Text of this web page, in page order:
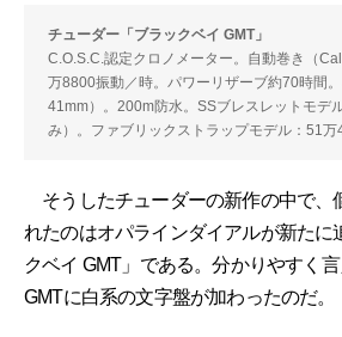
チューダー「ブラックベイ GMT」
C.O.S.C.認定クロノメーター。自動巻き（
万8800振動／時。パワーリザーブ約70時間
41mm）。200m防水。SSブレスレットモデ
み）。ファブリックストラップモデル：51万
そうしたチューダーの新作の中で、
れたのはオパラインダイアルが新たに
クベイ GMT」である。分かりやすく
GMTに白系の文字盤が加わったのだ。